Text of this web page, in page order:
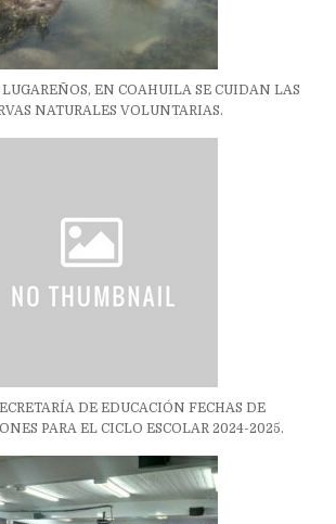
EN COAHUILA SE CUIDAN LAS
NATURALES VOLUNTARIAS.
DE EDUCACIÓN FECHAS DE
PARA EL CICLO ESCOLAR 2024-2025.